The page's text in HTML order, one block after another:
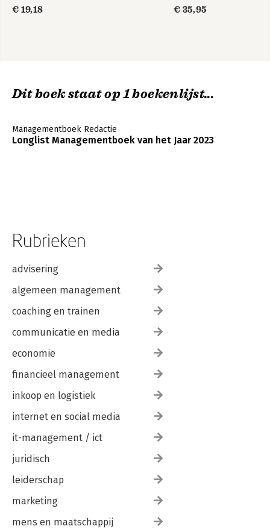
€ 19,18
€ 35,95
Dit boek staat op 1 boekenlijst...
Managementboek Redactie
Longlist Managementboek van het Jaar 2023
Rubrieken
advisering
algemeen management
coaching en trainen
communicatie en media
economie
financieel management
inkoop en logistiek
internet en social media
it-management / ict
juridisch
leiderschap
marketing
mens en maatschappij